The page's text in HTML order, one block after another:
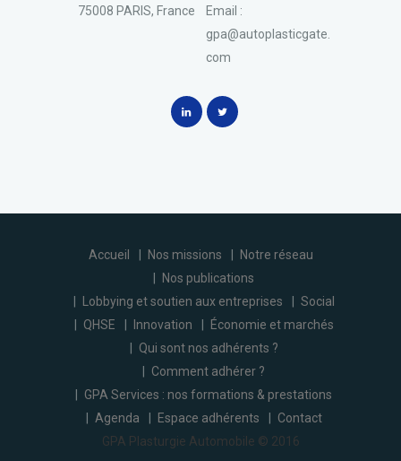
Email :
gpa@autoplasticgate.
com
75008 PARIS, France
Accueil Nos missions
Notre réseau
Nos publications
Lobbying et soutien aux entreprises
Social
QHSE
Innovation
Économie et marchés
Qui sont nos adhérents ?
Comment adhérer ?
GPA Services : nos formations & prestations
Agenda
Espace adhérents
Contact
GPA Plasturgie Automobile © 2016